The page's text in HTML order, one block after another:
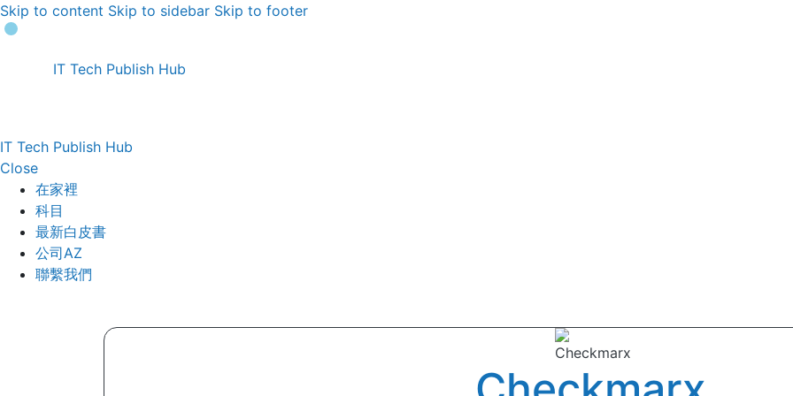
Skip to content Skip to sidebar Skip to footer
IT Tech Publish Hub
IT Tech Publish Hub
Close
在家裡
科目
最新白皮書
公司AZ
聯繫我們